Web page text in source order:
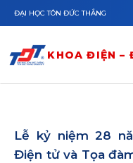
Nhảy đến nội dung
ĐẠI HỌC TÔN ĐỨC THẮNG
KHOA ĐIỆN –
Lễ kỷ niệm 28
Điện tử và Tọa